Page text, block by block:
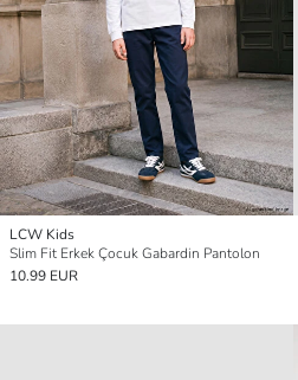
LCW Kids
Slim Fit Erkek Çocuk Gabardin Pantolon
10.99 EUR